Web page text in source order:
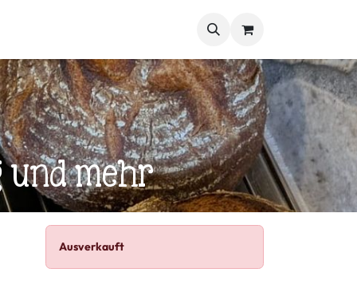
Weitere Spezialitäten
und mehr
Ausverkauft